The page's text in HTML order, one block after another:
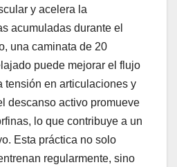
y acelera la
acumuladas durante el
una caminata de 20
puede mejorar el flujo
tensión en articulaciones y
descanso activo promueve
lo que contribuye a un
Esta práctica no solo
regularmente, sino